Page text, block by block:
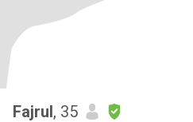
Fajrul, 35